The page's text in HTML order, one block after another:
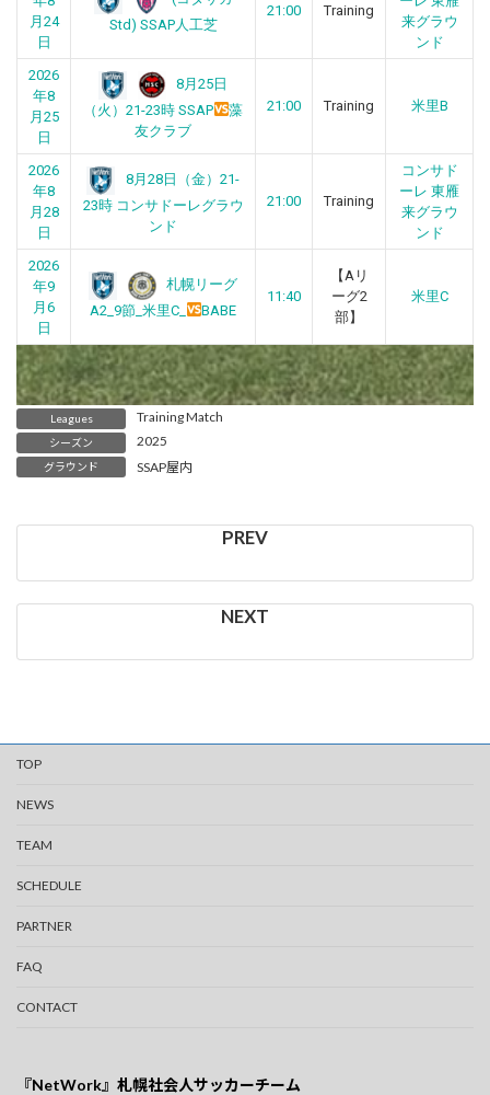
月24
日
Std) SSAP人工芝
21:00 Training
来グラウ
ンド
2026
年8
月25
日
8月25日
（火）21-23時 SSAP
藻
友クラブ
21:00 Training 米里B
2026
年8
月28
日
8月28日（金）21-
23時 コンサドーレグラウ
ンド
21:00 Training
コンサド
ーレ 東雁
来グラウ
ンド
2026
年9
月6
日
札幌リーグ
A2_9節_米里C_
BABE
11:40
【Aリ
ーグ2
部】
米里C
Leagues Training Match
シーズン 2025
グラウンド SSAP屋内
TOP
NEWS
TEAM
SCHEDULE
PARTNER
FAQ
CONTACT
『NetWork』札幌社会人サッカーチーム